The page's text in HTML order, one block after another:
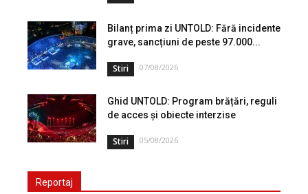
Bilanț prima zi UNTOLD: Fără incidente
grave, sancțiuni de peste 97.000...
Stiri 07/08/2026
Ghid UNTOLD: Program brățări, reguli
de acces și obiecte interzise
Stiri 05/08/2026
Reportaj